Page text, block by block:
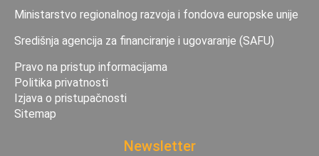
Ministarstvo regionalnog razvoja i fondova europske unije
Središnja agencija za financiranje i ugovaranje (SAFU)
Pravo na pristup informacijama
Politika privatnosti
Izjava o pristupačnosti
Sitemap
Newsletter